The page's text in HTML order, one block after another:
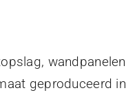
geproduceerd in